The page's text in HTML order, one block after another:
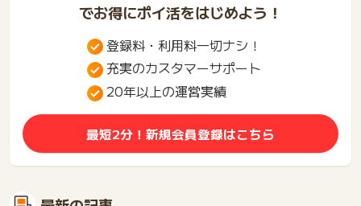
でお得にポイ活をはじめよう！
登録料・利用料一切ナシ！
充実のカスタマーサポート
20年以上の運営実績
最短2分！新規会員登録はこちら